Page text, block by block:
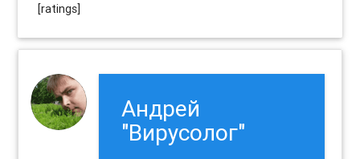
[ratings]
Андрей
"Вирусолог"